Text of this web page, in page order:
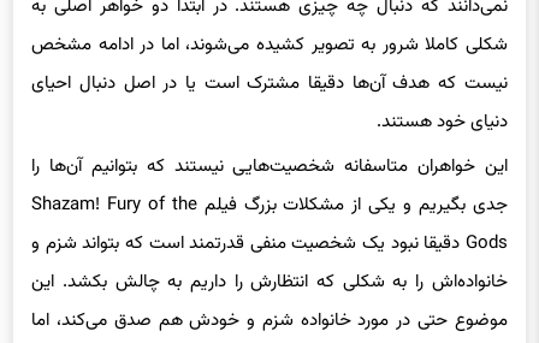
نمی‌دانند که دنبال چه چیزی هستند. در ابتدا دو خواهر اصلی به
شکلی کاملا شرور به تصویر کشیده می‌شوند، اما در ادامه مشخص
نیست که هدف آن‌ها دقیقا مشترک است یا در اصل دنبال احیای
دنیای خود هستند.
این خواهران متاسفانه شخصیت‌هایی نیستند که بتوانیم آن‌ها را
جدی بگیریم و یکی از مشکلات بزرگ فیلم Shazam! Fury of the
Gods دقیقا نبود یک شخصیت منفی قدرتمند است که بتواند شزم و
خانواده‌اش را به شکلی که انتظارش را داریم به چالش بکشد. این
موضوع حتی در مورد خانواده شزم و خودش هم صدق می‌کند، اما